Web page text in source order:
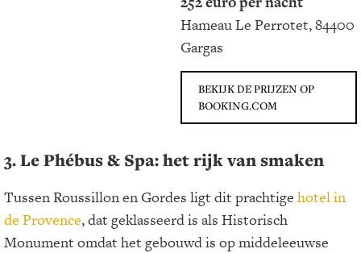
Hameau Le Perrotet, 84400
Gargas
BEKIJK DE PRIJZEN OP
BOOKING.COM
3. Le Phébus & Spa: het rijk van smaken
Tussen Roussillon en Gordes ligt dit prachtige hotel in
de Provence, dat geklasseerd is als Historisch
Monument omdat het gebouwd is op middeleeuwse